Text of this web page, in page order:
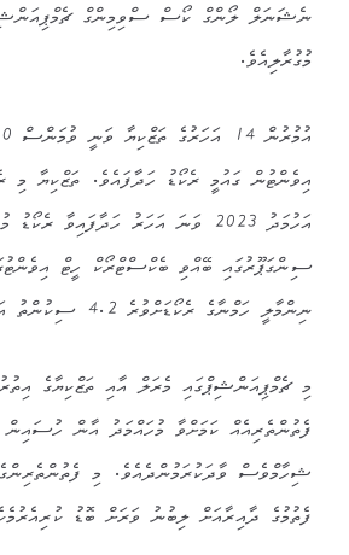
ނެޝަނަލް ލޯންގް ކޯސް ސްވިމިންގް
މުގުރާލިއެވެ.
އިވެންޓުން ގައުމީ ރެކޯޑު ހަދާފައެވެ. ތަޒްކިޔާ މި
އަހުމަދު 2023 ވަނަ އަހަރު ހަދާފައިވާ
ސިންގަޕޫރުގައި ބޭއްވި ބެކްސްޓްރޯކް ހީޓް
ނިންމާލީ ހަމްނާގެ ރެކޯޑަށްވުރެ 4.2 ސިކުންތު އަވަހަށެވެ.
މި ޗެމްޕިއަންޝިޕްގައި މެރަލް އާއި ތަޒްކިޔާގެ
ފެތުންތެރިއެއް ކަމަށްވާ މުހައްމަދު އާން
ޝިހާމްވެސް ވާދަކުރަމުންދެއެވެ. މި
ފެތުމުގެ ދާއިރާއަށް ލިބުނު ވަރަށް ބޮޑު